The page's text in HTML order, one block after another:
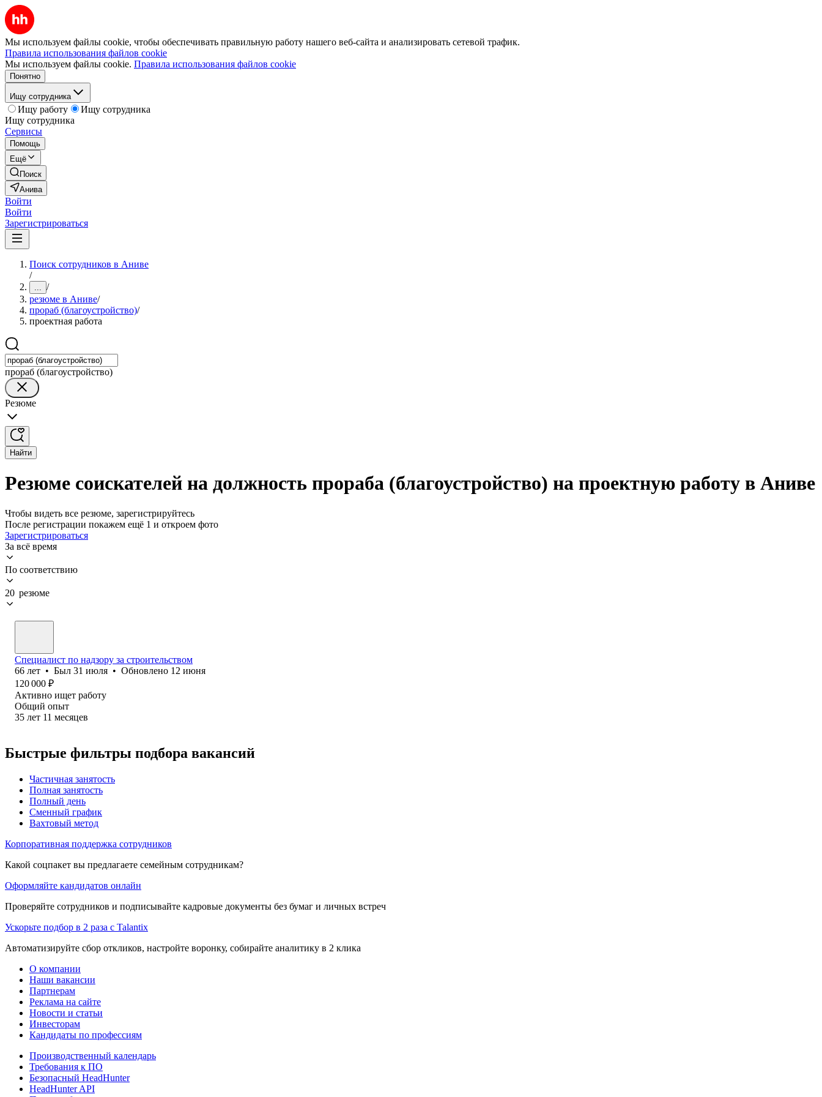
Мы используем файлы cookie, чтобы обеспечивать правильную работу нашего веб-сайта и анализировать сетевой трафик.
Правила использования файлов cookie
Мы используем файлы cookie. Правила использования файлов cookie
Понятно
Ищу сотрудника
Ищу работу
Ищу сотрудника
Ищу сотрудника
Сервисы
Помощь
Ещё
Поиск
Анива
Войти
Войти
Зарегистрироваться
Поиск сотрудников в Аниве
/
... /
резюме в Аниве/
прораб (благоустройство)/
проектная работа
прораб (благоустройство)
Резюме
Найти
Резюме соискателей на должность прораба (благоустройство) на проектную работу в Аниве
Чтобы видеть все резюме, зарегистрируйтесь
После регистрации покажем ещё 1 и откроем фото
Зарегистрироваться
За всё время
По соответствию
20 резюме
Специалист по надзору за строительством
66 лет • Был 31 июля • Обновлено 12 июня
120 000 ₽
Активно ищет работу
Общий опыт
35 лет 11 месяцев
Быстрые фильтры подбора вакансий
Частичная занятость
Полная занятость
Полный день
Сменный график
Вахтовый метод
Корпоративная поддержка сотрудников
Какой соцпакет вы предлагаете семейным сотрудникам?
Оформляйте кандидатов онлайн
Проверяйте сотрудников и подписывайте кадровые документы без бумаг и личных встреч
Ускорьте подбор в 2 раза с Talantix
Автоматизируйте сбор откликов, настройте воронку, собирайте аналитику в 2 клика
О компании
Наши вакансии
Партнерам
Реклама на сайте
Новости и статьи
Инвесторам
Кандидаты по профессиям
Производственный календарь
Требования к ПО
Безопасный HeadHunter
HeadHunter API